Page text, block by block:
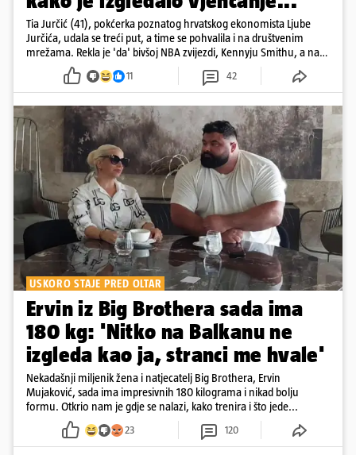
Tia Jurčić (41), pokćerka poznatog hrvatskog ekonomista Ljube
Jurčića, udala se treći put, a time se pohvalila i na društvenim
mrežama. Rekla je 'da' bivšoj NBA zvijezdi, Kennyju Smithu, a na
snimkama i fotografijama je pokazala vesele trenutke s vjenčanja
11 42
USKORO STAJE PRED OLTAR
Ervin iz Big Brothera sada ima
180 kg: 'Nitko na Balkanu ne
izgleda kao ja, stranci me hvale'
Nekadašnji miljenik žena i natjecatelj Big Brothera, Ervin
Mujaković, sada ima impresivnih 180 kilograma i nikad bolju
formu. Otkrio nam je gdje se nalazi, kako trenira i što jede...
23 120